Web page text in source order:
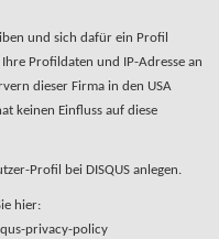
und sich dafür ein Profil
Ihre Profildaten und IP-Adresse an
dieser Firma in den USA
keinen Einfluss auf diese
Profil bei DISQUS anlegen.
hier:
privacy-policy